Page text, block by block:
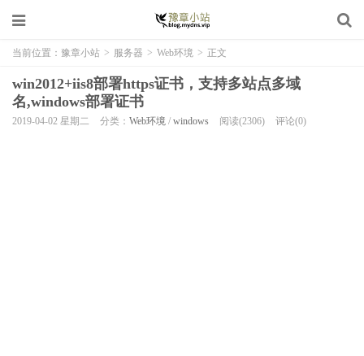
当前位置： 豫章小站 > 服务器 > Web环境 > 正文
win2012+iis8部署https证书，支持多站点多域
名,windows部署证书
2019-04-02 星期二 分类： Web环境 / windows 阅读(2306) 评论(0)